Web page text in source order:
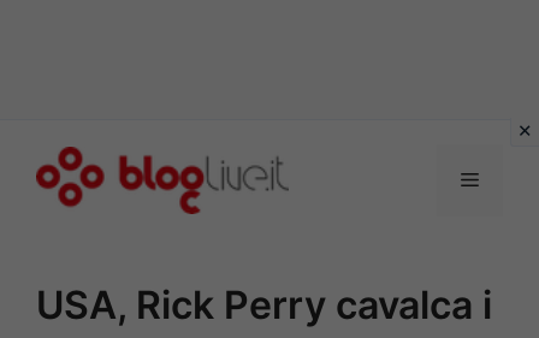
Menu
USA, Rick Perry cavalca i